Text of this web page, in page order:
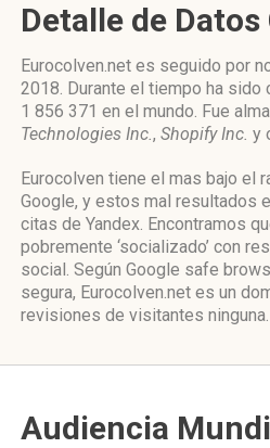
Detalle de
Eurocolven.net es seguido por
2018. Durante el tiempo ha sido
1 856 371 en el mundo. Fue
Technologies Inc., Shopify Inc. y
Eurocolven tiene el mas bajo el
Google, y estos mal resultados
citas de Yandex. Encontramos
pobremente ‘socializado’ con
social. Según Google safe
segura, Eurocolven.net es un
revisiones de visitantes ninguna.
Audiencia